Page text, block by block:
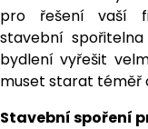
pro řešení vaší
stavební
bydlení vyřešit
muset starat téměř
Stavební spoření